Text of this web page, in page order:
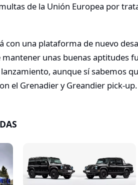
de la Unión Europea por
con una plataforma de nuevo
unas buenas aptitudes
aunque sí sabemos
el Grenadier y Greandier pick-up.